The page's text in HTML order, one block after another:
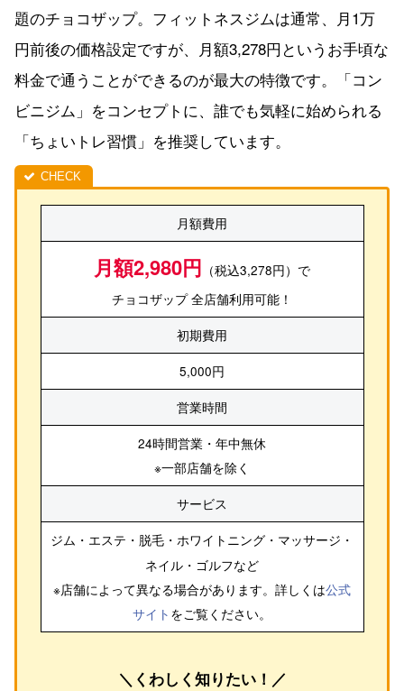
題のチョコザップ。フィットネスジムは通常、月1万
円前後の価格設定ですが、月額3,278円というお手頃な
料金で通うことができるのが最大の特徴です。「コン
ビニジム」をコンセプトに、誰でも気軽に始められる
「ちょいトレ習慣」を推奨しています。
月額費用
月額2,980円 （税込3,278円）で
チョコザップ 全店舗利用可能！
初期費用
5,000円
営業時間
24時間営業・年中無休
※一部店舗を除く
サービス
ジム・エステ・脱毛・ホワイトニング・マッサージ・
ネイル・ゴルフなど
※店舗によって異なる場合があります。詳しくは公式
サイト をご覧ください。
＼くわしく知りたい！／